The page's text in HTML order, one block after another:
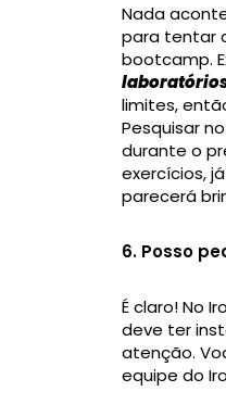
Nada
para tentar
bootcamp.
limites,
Pesquisar
durante o
exercícios,
parecerá
6. Posso
É claro! No
deve ter
atenção.
equipe do